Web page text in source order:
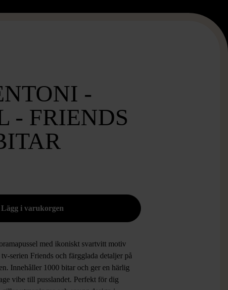
-
- FRIENDS
med ikoniskt svartvitt motiv
serien Friends och färgglada detaljer på
Innehåller 1000 bitar och ger en härlig
vibe till pusslandet. Perfekt för dig